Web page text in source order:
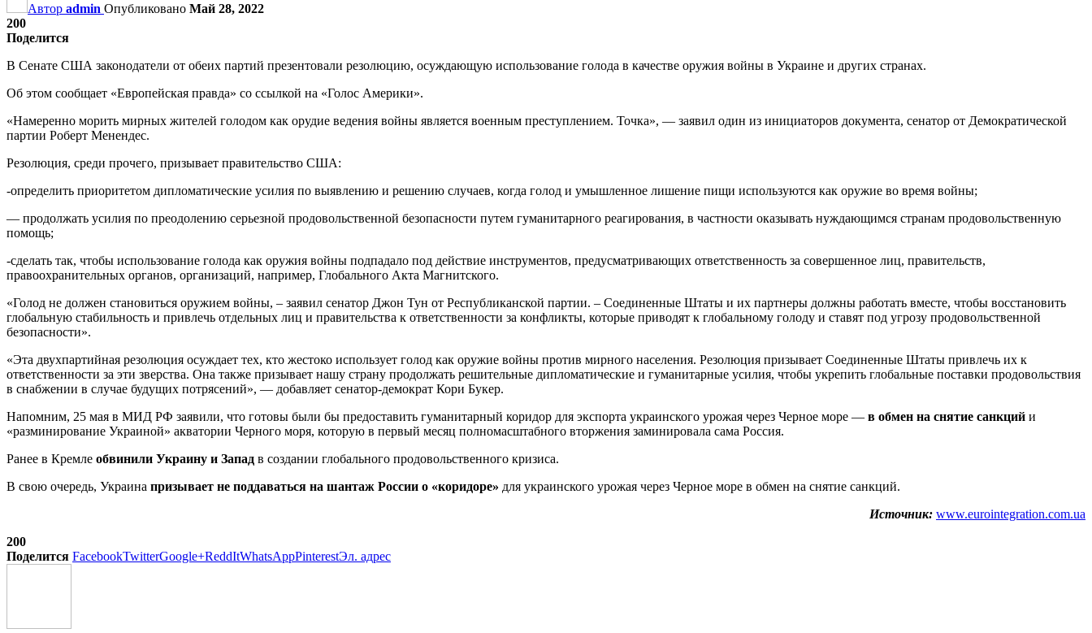
Автор admin Опубликовано Май 28, 2022
200
Поделится
В Сенате США законодатели от обеих партий презентовали резолюцию, осуждающую использование голода в качестве оружия войны в Украине и других странах.
Об этом сообщает «Европейская правда» со ссылкой на «Голос Америки».
«Намеренно морить мирных жителей голодом как орудие ведения войны является военным преступлением. Точка», — заявил один из инициаторов документа, сенатор от Демократической
партии Роберт Менендес.
Резолюция, среди прочего, призывает правительство США:
-определить приоритетом дипломатические усилия по выявлению и решению случаев, когда голод и умышленное лишение пищи используются как оружие во время войны;
— продолжать усилия по преодолению серьезной продовольственной безопасности путем гуманитарного реагирования, в частности оказывать нуждающимся странам продовольственную
помощь;
-сделать так, чтобы использование голода как оружия войны подпадало под действие инструментов, предусматривающих ответственность за совершенное лиц, правительств,
правоохранительных органов, организаций, например, Глобального Акта Магнитского.
«Голод не должен становиться оружием войны, – заявил сенатор Джон Тун от Республиканской партии. – Соединенные Штаты и их партнеры должны работать вместе, чтобы восстановить
глобальную стабильность и привлечь отдельных лиц и правительства к ответственности за конфликты, которые приводят к глобальному голоду и ставят под угрозу продовольственной
безопасности».
«Эта двухпартийная резолюция осуждает тех, кто жестоко использует голод как оружие войны против мирного населения. Резолюция призывает Соединенные Штаты привлечь их к
ответственности за эти зверства. Она также призывает нашу страну продолжать решительные дипломатические и гуманитарные усилия, чтобы укрепить глобальные поставки продовольствия
в снабжении в случае будущих потрясений», — добавляет сенатор-демократ Кори Букер.
Напомним, 25 мая в МИД РФ заявили, что готовы были бы предоставить гуманитарный коридор для экспорта украинского урожая через Черное море — в обмен на снятие санкций и
«разминирование Украиной» акватории Черного моря, которую в первый месяц полномасштабного вторжения заминировала сама Россия.
Ранее в Кремле обвинили Украину и Запад в создании глобального продовольственного кризиса.
В свою очередь, Украина призывает не поддаваться на шантаж России о «коридоре» для украинского урожая через Черное море в обмен на снятие санкций.
Источник: www.eurointegration.com.ua
200
Поделится FacebookTwitterGoogle+ReddItWhatsAppPinterestЭл. адрес